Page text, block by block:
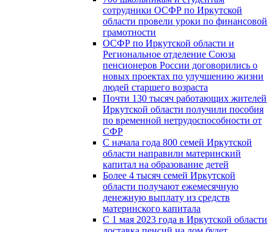
сотрудники ОСФР по Иркутской
области провели уроки по финансовой
грамотности
ОСФР по Иркутской области и
Региональное отделение Союза
пенсионеров России договорились о
новых проектах по улучшению жизни
людей старшего возраста
Почти 130 тысяч работающих жителей
Иркутской области получили пособия
по временной нетрудоспособности от
СФР
С начала года 800 семей Иркутской
области направили материнский
капитал на образование детей
Более 4 тысяч семей Иркутской
области получают ежемесячную
денежную выплату из средств
материнского капитала
С 1 мая 2023 года в Иркутской области